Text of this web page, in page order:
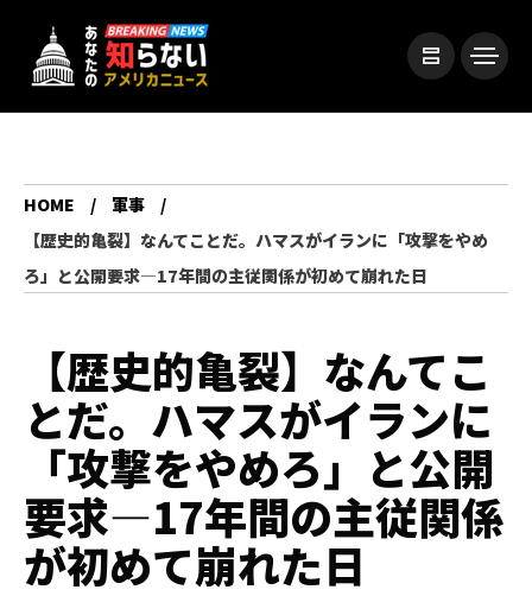
HOME
軍事
【歴史的亀裂】なんてことだ。ハマスがイランに「攻撃をやめ
ろ」と公開要求—17年間の主従関係が初めて崩れた日
【歴史的亀裂】なんてこ
とだ。ハマスがイランに
「攻撃をやめろ」と公開
要求—17年間の主従関係
が初めて崩れた日